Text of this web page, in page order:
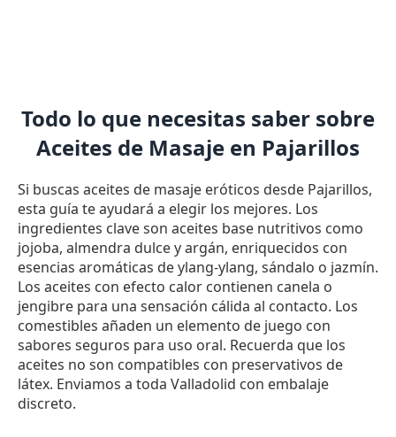
Todo lo que necesitas saber sobre
Aceites de Masaje en Pajarillos
Si buscas aceites de masaje eróticos desde Pajarillos,
esta guía te ayudará a elegir los mejores. Los
ingredientes clave son aceites base nutritivos como
jojoba, almendra dulce y argán, enriquecidos con
esencias aromáticas de ylang-ylang, sándalo o jazmín.
Los aceites con efecto calor contienen canela o
jengibre para una sensación cálida al contacto. Los
comestibles añaden un elemento de juego con
sabores seguros para uso oral. Recuerda que los
aceites no son compatibles con preservativos de
látex. Enviamos a toda Valladolid con embalaje
discreto.